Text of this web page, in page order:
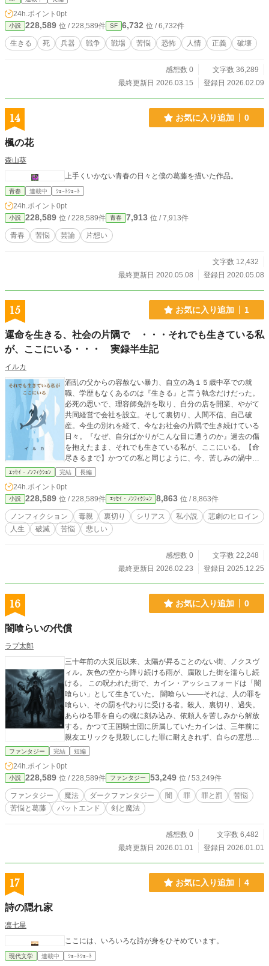
24h.ポイント 0pt
小説 228,589 位 / 228,589件 SF 6,732 位 / 6,732件
生きる 死 兵器 戦争 戦場 苦悩 恐怖 人情 正義 破壊
感想数 0
文字数 36,289
最終更新日 2026.03.15
登録日 2026.02.09
14 お気に入り追加 0
楓の花
森山葵
上手くいかない青春の日々と僕の葛藤を描いた作品。
青春 連載中 ｼｮｰﾄｼｮｰﾄ
24h.ポイント 0pt
小説 228,589 位 / 228,589件 青春 7,913 位 / 7,913件
青春 苦悩 芸論 片想い
文字数 12,432
最終更新日 2020.05.08
登録日 2020.05.08
15 お気に入り追加 1
運命を生きる、社会の片隅で ・・・それでも生きている私
が、ここにいる・・・ 実録半生記
イルカ
酒乱の父からの容赦ない暴力、自立の為１５歳中卒での就
職、学歴もなくあるのは『生きる』と言う執念だけだった。
必死の思いで、理容師免許を取り、自分の店を開業、やがて
共同経営で会社を設立。そして裏切り、人間不信、自己破
産。今生の別れを経て、今なお社会の片隅で生き続けている
日々。『なぜ、自分ばかりがこんな目に遭うのか』過去の傷
を抱えたまま、それでも生きている私が、ここにいる。【命
尽きるまで】かつての私と同じように、今、苦しみの渦中に
いるあなたへ。この物語が、何かの標になることを願って。
ｴｯｾｲ・ﾉﾝﾌｨｸｼｮﾝ 完結 長編
24h.ポイント 0pt
小説 228,589 位 / 228,589件 ｴｯｾｲ・ﾉﾝﾌｨｸｼｮﾝ 8,863 位 / 8,863件
ノンフィクション 毒親 裏切り シリアス 私小説
悲劇のヒロイン
人生
破滅 苦悩 悲しい
感想数 0
文字数 22,248
最終更新日 2026.02.23
登録日 2025.12.25
16 お気に入り追加 0
闇喰らいの代償
ラプ太郎
三十年前の大災厄以来、太陽が昇ることのない街、ノクスヴ
ィル。灰色の空から降り続ける雨が、腐敗した街を濡らし続
ける。 この呪われた街で、カイン・アッシュフォードは「闇
喰らい」として生きていた。 闇喰らい――それは、人の罪を
喰らい、その罰を代わりに受ける者。殺人、裏切り、過失。
あらゆる罪を自らの魂に刻み込み、依頼人を苦しみから解放
する。かつて王国騎士団に所属していたカインは、三年前に
親友エリックを見殺しにした罪に耐えきれず、自らの意思で
この禁忌の道を選んだ。 ある日、医療ミスで少女を死なせた
奥に奇妙な「影」を目撃する。そして数時間後、エレナは謎
の死を遂げた。 元戦友ルシアンが明かした衝撃の事実――街
では連続殺人事件が発生しており、被害者は全員、闇喰らい
に罪を喰わせた者たちだった。犯人は伝説の存在「魂喰ら
い」。人間の魂を喰らい、生命力を奪う禁忌の怪物。 治安局
の証言により、疑惑はカイン自身に向けられる。そして、ル
シアンがカインの記憶を調査した結果、戦慄の真実が明らか
積み重なり、怪物が形成されていた。カインは無意識のうち
に、自分の依頼人たちを死へと追いやっていたのだ。 魂喰ら
いた。親友エリックを囮にして生き延びた罪。その罪から逃
げるために、カインは闇喰らいとなり、他人の罪で自分の罪
ファンタジー 完結 短編
24h.ポイント 0pt
小説 228,589 位 / 228,589件 ファンタジー 53,249 位 / 53,249件
ファンタジー 魔法 ダークファンタジー 闇 罪 罪と罰
苦悩
苦悩と葛藤
バットエンド 剣と魔法
感想数 0
文字数 6,482
最終更新日 2026.01.01
登録日 2026.01.01
17 お気に入り追加 4
詩の隠れ家
凛七星
ここには、いろいろな詩が身をひそめています。
現代文学 連載中 ｼｮｰﾄｼｮｰﾄ